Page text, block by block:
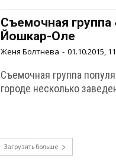
Съемочная
Йошкар-Оле
Женя Болтнева - 01.10.2015,
Съемочная группа
городе несколько
Загрузить больше